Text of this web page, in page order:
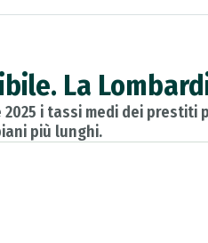
La
i tassi medi dei
più lunghi.